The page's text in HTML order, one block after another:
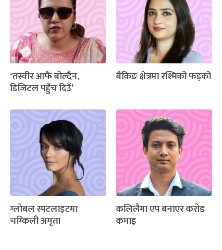
‘तस्वीर आफैं बोल्दैन,
डिजिटल पहुँच दिउँ’
बैंकिङ क्षेत्रमा रश्मिको फड्को
ग्लोबल स्पटलाइटमा
चम्किली अमृता
कलिलैमा एप बनाएर करोड
कमाइ